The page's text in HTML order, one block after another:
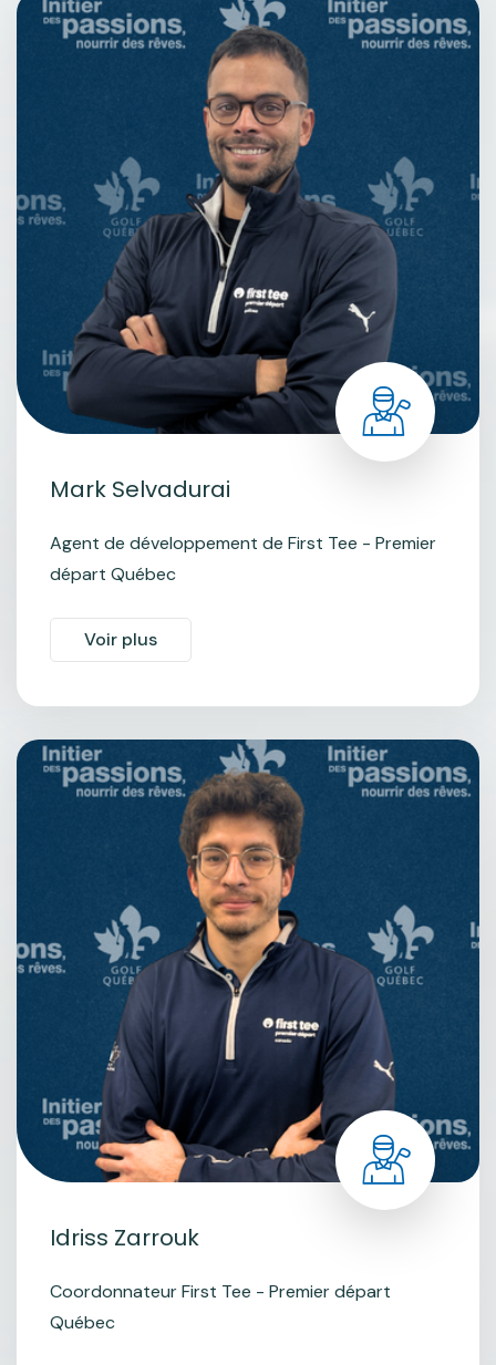
Mark Selvadurai
Agent de développement de First Tee - Premier
départ Québec
Voir plus
Idriss Zarrouk
Coordonnateur First Tee - Premier départ
Québec